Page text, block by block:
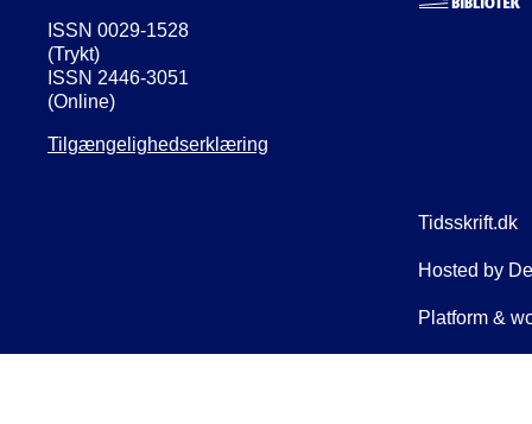
ISSN 0029-1528
(Trykt)
ISSN 2446-3051
(Online)
Tilgængelighedserklæring